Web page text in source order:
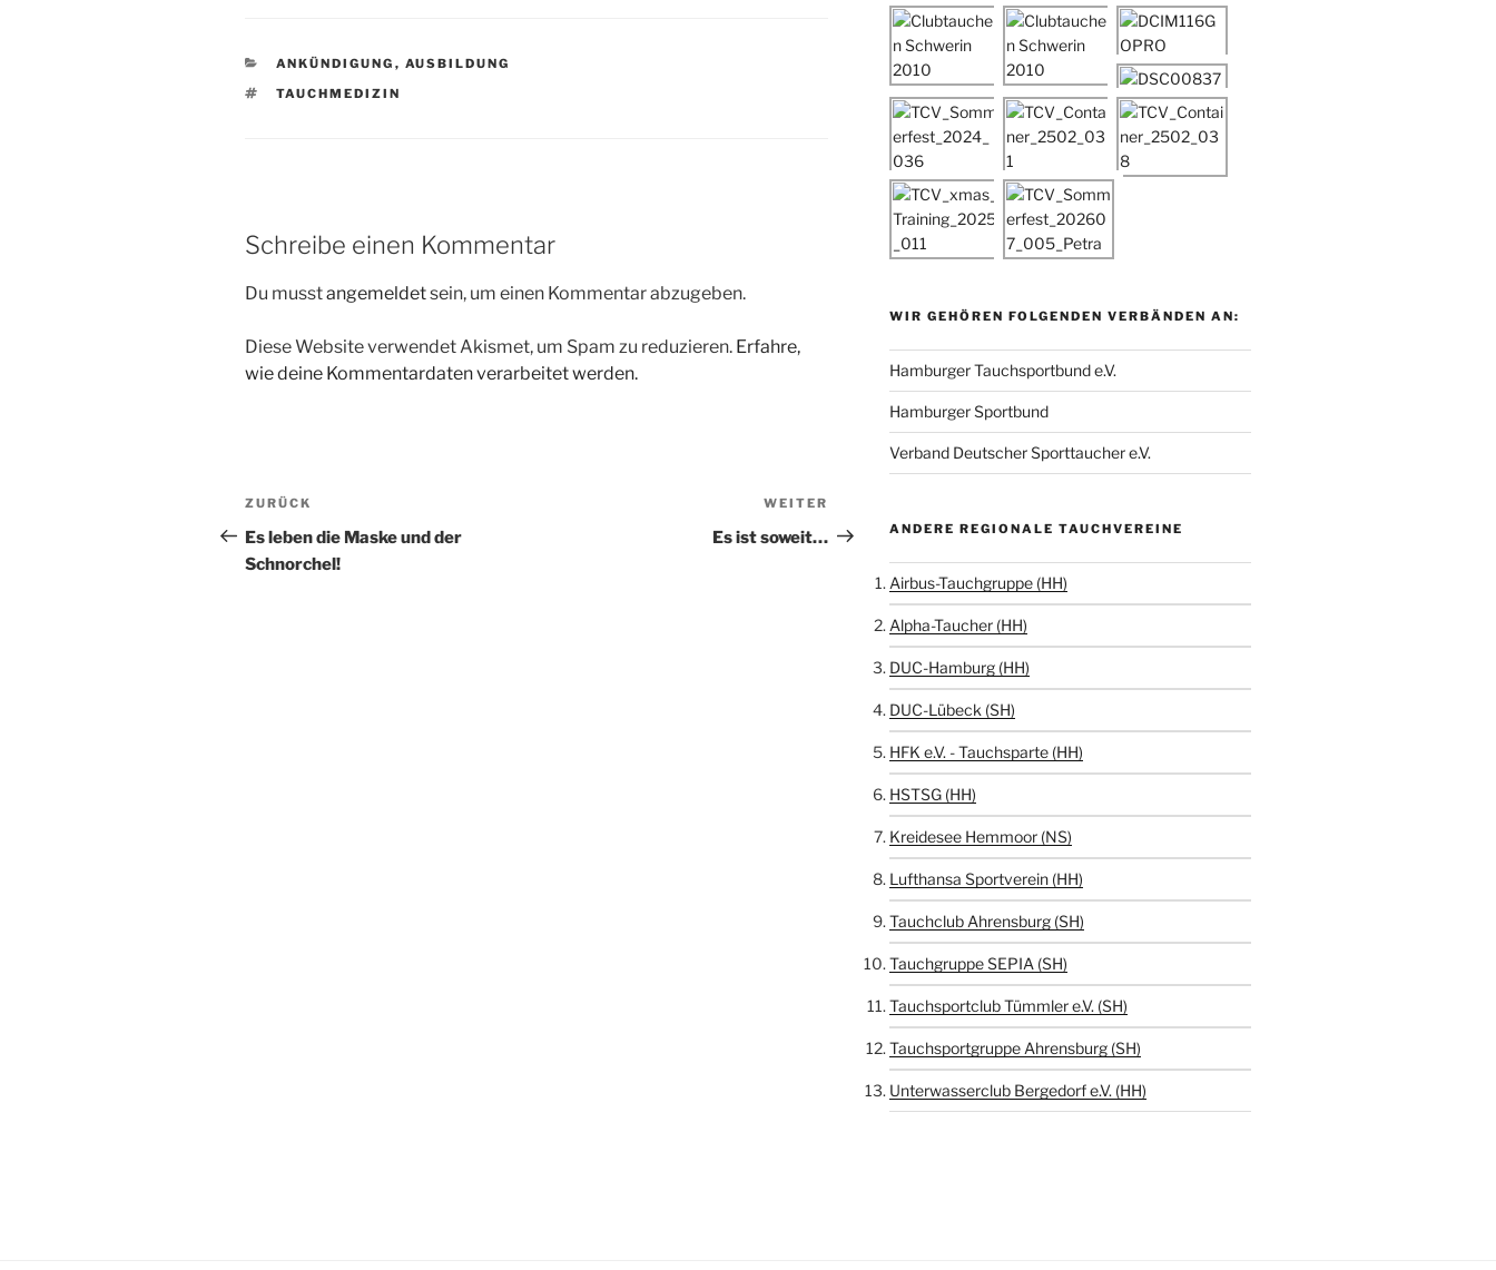
KATEGORIEN
ANKÜNDIGUNG , AUSBILDUNG
SCHLAGWÖRTER
TAUCHMEDIZIN
Schreibe einen Kommentar
Du musstangemeldetsein, um einen Kommentar abzugeben.
Diese Website verwendet Akismet, um Spam zu reduzieren. Erfahre,
wie deine Kommentardaten verarbeitet werden.
Beitragsnavigation
Vorheriger
Beitrag
ZURÜCK
Es leben die Maske und der
Schnorchel!
Beitrag
WEITER
Es ist soweit…
WIR GEHÖREN FOLGENDEN VERBÄNDEN AN:
Hamburger Tauchsportbund e.V.
Hamburger Sportbund
Verband Deutscher Sporttaucher e.V.
ANDERE REGIONALE TAUCHVEREINE
Airbus-Tauchgruppe (HH)
Alpha-Taucher (HH)
DUC-Hamburg (HH)
DUC-Lübeck (SH)
HFK e.V. - Tauchsparte (HH)
HSTSG (HH)
Kreidesee Hemmoor (NS)
Lufthansa Sportverein (HH)
Tauchclub Ahrensburg (SH)
Tauchgruppe SEPIA (SH)
Tauchsportclub Tümmler e.V. (SH)
Tauchsportgruppe Ahrensburg (SH)
Unterwasserclub Bergedorf e.V. (HH)